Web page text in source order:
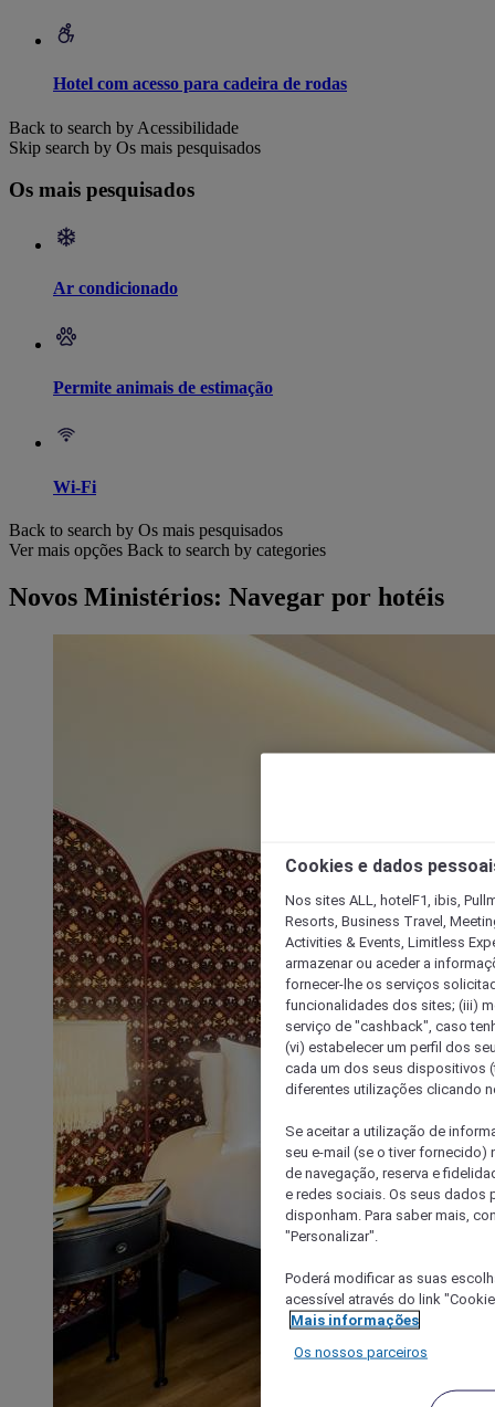
Hotel com acesso para cadeira de rodas
Back to search by Acessibilidade
Skip search by Os mais pesquisados
Os mais pesquisados
Ar condicionado
Permite animais de estimação
Wi-Fi
Back to search by Os mais pesquisados
Ver mais opções Back to search by categories
Novos Ministérios: Navegar por hotéis
Cookies e dados
Nos sites ALL, hotelF1, ibis,
Resorts, Business Travel,
Activities & Events, Limitless
armazenar ou aceder a
fornecer-lhe os serviços
funcionalidades dos sites; (iii)
serviço de "cashback", caso
(vi) estabelecer um perfil dos
cada um dos seus dispositivos
diferentes utilizações clicando
Se aceitar a utilização de
seu e-mail (se o tiver
de navegação, reserva e
e redes sociais. Os seus dados
disponham. Para saber mais,
"Personalizar".
Poderá modificar as suas
acessível através do link
Mais informações
Os nossos parceiros